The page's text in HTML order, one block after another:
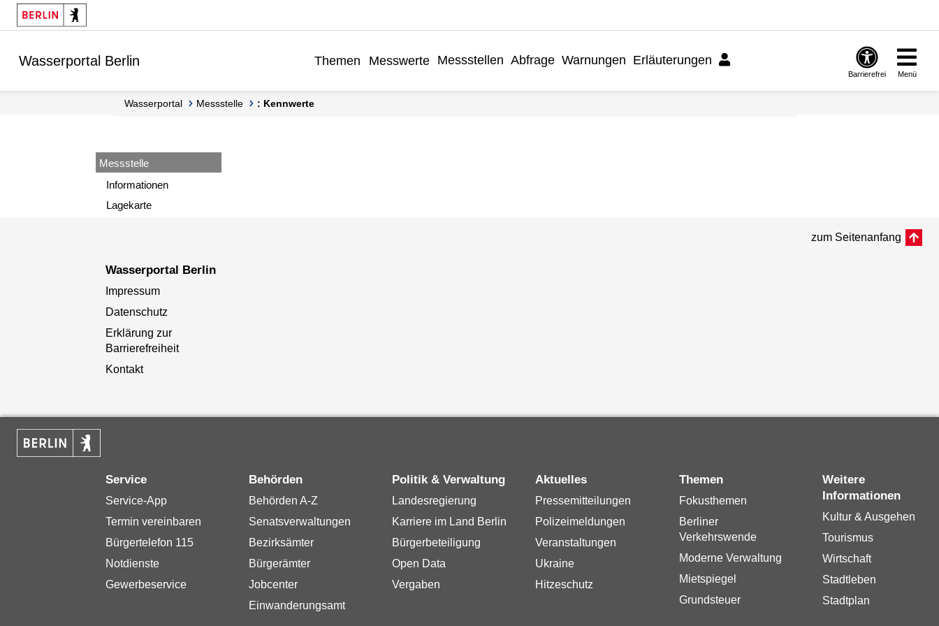
Springe zur Navigation
Springe zum Inhalt
Wasserportal Berlin Themen Messwerte Messstellen Abfrage Warnungen Erläuterungen
Barrierefrei Menü
Wasserportal Messstelle : Kennwerte
Messstelle
Informationen
Lagekarte
zum Seitenanfang
Wasserportal Berlin
Impressum
Datenschutz
Erklärung zur
Barrierefreiheit
Kontakt
Service
Service-App
Termin vereinbaren
Bürgertelefon 115
Notdienste
Gewerbeservice
Behörden
Behörden A-Z
Senatsverwaltungen
Bezirksämter
Bürgerämter
Jobcenter
Einwanderungsamt
Politik & Verwaltung
Landesregierung
Karriere im Land Berlin
Bürgerbeteiligung
Open Data
Vergaben
Aktuelles
Pressemitteilungen
Polizeimeldungen
Veranstaltungen
Ukraine
Hitzeschutz
Themen
Fokusthemen
Berliner
Verkehrswende
Moderne Verwaltung
Mietspiegel
Grundsteuer
Weitere
Informationen
Kultur & Ausgehen
Tourismus
Wirtschaft
Stadtleben
Stadtplan